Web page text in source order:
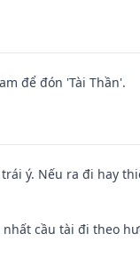
để đón 'Tài Thần'.
ý. Nếu ra đi hay
cầu tài đi theo